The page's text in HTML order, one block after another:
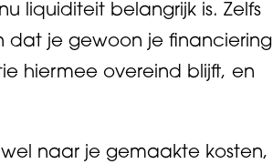
liquiditeit belangrijk is. Zelfs
dat je gewoon je financiering
hiermee overeind blijft, en
naar je gemaakte kosten,